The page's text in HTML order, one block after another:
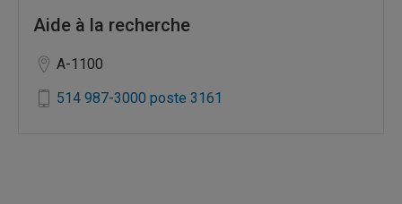
Aide à la recherche
A-1100
514 987-3000 poste 3161